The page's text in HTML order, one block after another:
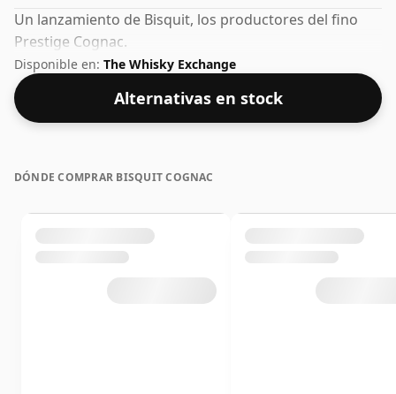
Un lanzamiento de Bisquit, los productores del fino
Prestige Cognac.
Disponible en: The Whisky Exchange
Alternativas en stock
DÓNDE COMPRAR BISQUIT COGNAC